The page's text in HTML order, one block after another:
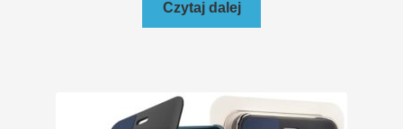
Czytaj dalej